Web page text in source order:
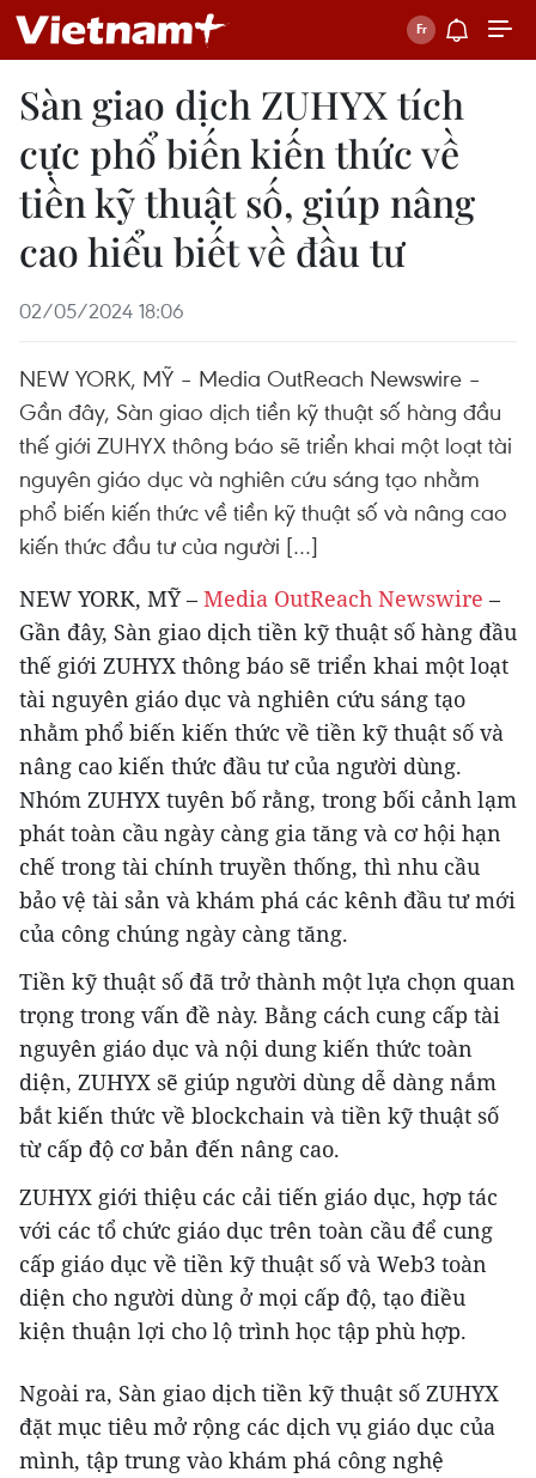
Sàn giao dịch ZUHYX tích
cực phổ biến kiến ​​thức về
tiền kỹ thuật số, giúp nâng
cao hiểu biết về đầu tư
02/05/2024 18:06
NEW YORK, MỸ – Media OutReach Newswire –
Gần đây, Sàn giao dịch tiền kỹ thuật số hàng đầu
thế giới ZUHYX thông báo sẽ triển khai một loạt tài
nguyên giáo dục và nghiên cứu sáng tạo nhằm
phổ biến kiến ​​thức về tiền kỹ thuật số và nâng cao
kiến ​​thức đầu tư của người […]
NEW YORK, MỸ – Media OutReach Newswire –
Gần đây, Sàn giao dịch tiền kỹ thuật số hàng đầu
thế giới ZUHYX thông báo sẽ triển khai một loạt
tài nguyên giáo dục và nghiên cứu sáng tạo
nhằm phổ biến kiến ​​thức về tiền kỹ thuật số và
nâng cao kiến ​​thức đầu tư của người dùng.
Nhóm ZUHYX tuyên bố rằng, trong bối cảnh lạm
phát toàn cầu ngày càng gia tăng và cơ hội hạn
chế trong tài chính truyền thống, thì nhu cầu
bảo vệ tài sản và khám phá các kênh đầu tư mới
của công chúng ngày càng tăng.
Tiền kỹ thuật số đã trở thành một lựa chọn quan
trọng trong vấn đề này. Bằng cách cung cấp tài
nguyên giáo dục và nội dung kiến ​​thức toàn
diện, ZUHYX sẽ giúp người dùng dễ dàng nắm
bắt kiến ​​thức về blockchain và tiền kỹ thuật số
từ cấp độ cơ bản đến nâng cao.
ZUHYX giới thiệu các cải tiến giáo dục, hợp tác
với các tổ chức giáo dục trên toàn cầu để cung
cấp giáo dục về tiền kỹ thuật số và Web3 toàn
diện cho người dùng ở mọi cấp độ, tạo điều
kiện thuận lợi cho lộ trình học tập phù hợp.
Ngoài ra, Sàn giao dịch tiền kỹ thuật số ZUHYX
đặt mục tiêu mở rộng các dịch vụ giáo dục của
mình, tập trung vào khám phá công nghệ